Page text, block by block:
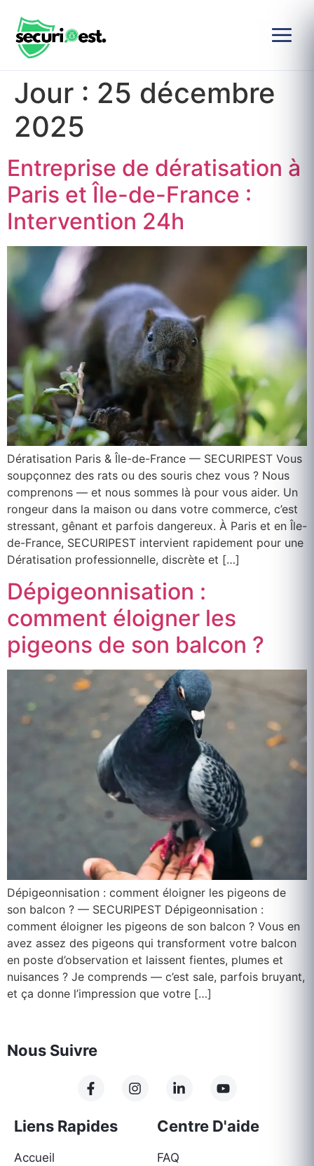
Jour : 25 décembre
2025
Entreprise de dératisation à
Paris et Île-de-France :
Intervention 24h
Dératisation Paris & Île-de-France — SECURIPEST Vous
soupçonnez des rats ou des souris chez vous ? Nous
comprenons — et nous sommes là pour vous aider. Un
rongeur dans la maison ou dans votre commerce, c’est
stressant, gênant et parfois dangereux. À Paris et en Île-
de-France, SECURIPEST intervient rapidement pour une
Dératisation professionnelle, discrète et […]
Dépigeonnisation :
comment éloigner les
pigeons de son balcon ?
Dépigeonnisation : comment éloigner les pigeons de
son balcon ? — SECURIPEST Dépigeonnisation :
comment éloigner les pigeons de son balcon ? Vous en
avez assez des pigeons qui transforment votre balcon
en poste d’observation et laissent fientes, plumes et
nuisances ? Je comprends — c’est sale, parfois bruyant,
et ça donne l’impression que votre […]
Nous Suivre
Liens Rapides
Accueil
Centre D'aide
FAQ